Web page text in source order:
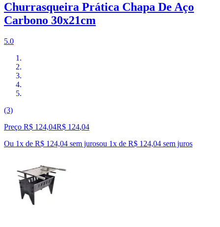
Churrasqueira Prática Chapa De Aço
Carbono 30x21cm
5.0
(3)
Preço R$ 124,04R$ 124,04
Ou 1x de R$ 124,04 sem jurosou 1x de R$ 124,04 sem juros